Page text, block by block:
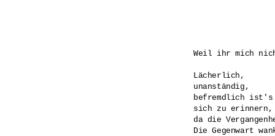
Weil ihr mich
Lächerlich,
unanständig,
befremdlich ist's
sich zu erinnern,
da die
Die Gegenwart